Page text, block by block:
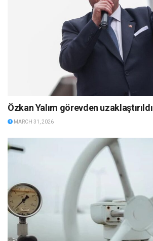
Özkan Yalım görevden uzaklaştırıldı
MARCH 31, 2026